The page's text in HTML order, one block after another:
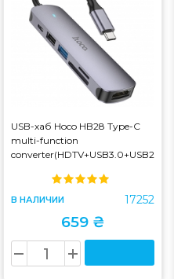
USB-хаб Hoco HB28 Type-C
multi-function
В НАЛИЧИИ 17252
659 ₴